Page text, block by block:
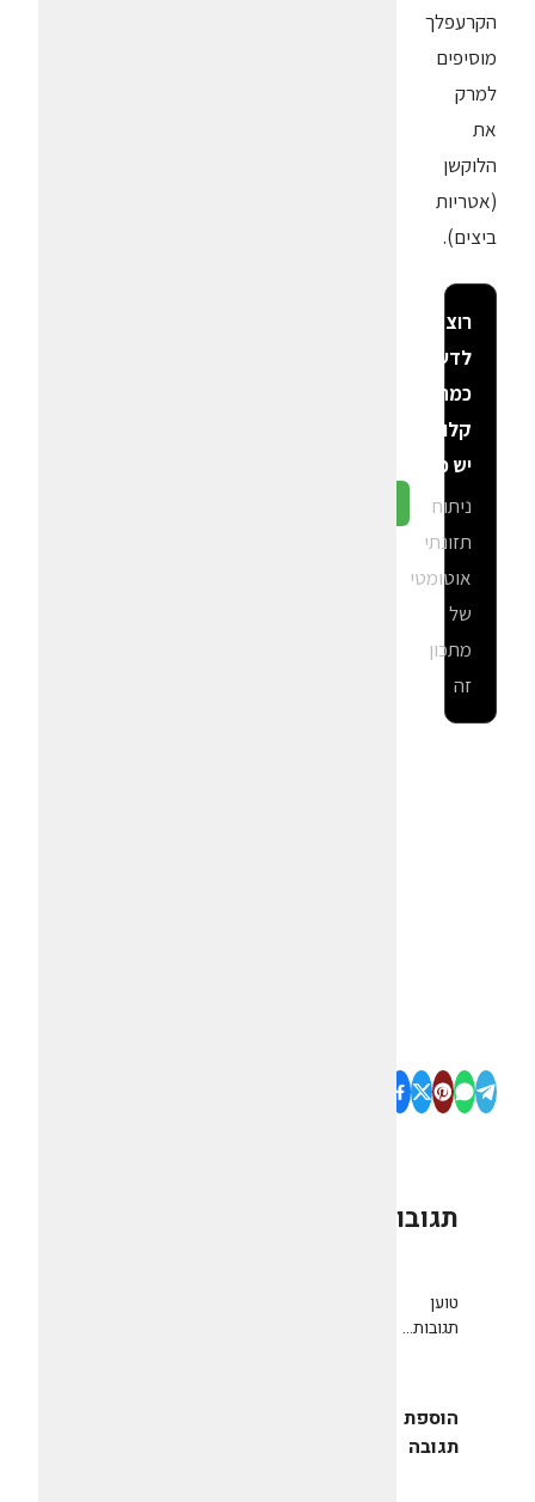
הקרעפלך
מוסיפים
למרק
את
הלוקשן
(אטריות
ביצים).
רוצה
לדעת
כמה
קלוריות
יש פה?
ניתוח
תזונתי
אוטומטי
של
מתכון
זה
תגובות
טוען
תגובות...
הוספת
תגובה